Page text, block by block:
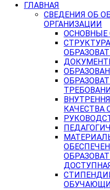
ГЛАВНАЯ
СВЕДЕНИЯ ОБ
ОРГАНИЗАЦИИ
ОСНОВНЫЕ
КАЧЕСТВА